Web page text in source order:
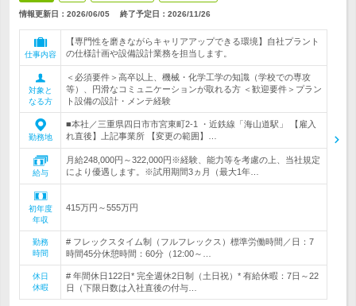
情報更新日：2026/06/05 終了予定日： 2026/11/26
仕事内容
【専門性を磨きながらキャリアアップできる環境】自社プラント
の仕様計画や設備設計業務を担当します。
対象と
なる方
＜必須要件＞高卒以上、機械・化学工学の知識（学校での専攻
等）、円滑なコミュニケーションが取れる方 ＜歓迎要件＞プラン
ト設備の設計・メンテ経験
勤務地
■本社／三重県四日市市宮東町2-1 ・近鉄線「海山道駅」 【雇入
れ直後】上記事業所 【変更の範囲】…
給与
月給248,000円～322,000円※経験、能力等を考慮の上、当社規定
により優遇します。※試用期間3ヵ月（最大1年…
初年度
年収
415万円～555万円
勤務
時間
# フレックスタイム制（フルフレックス）標準労働時間／日：7
時間45分休憩時間：60分（12:00～…
休日
休暇
# 年間休日122日* 完全週休2日制（土日祝）* 有給休暇：7日～22
日（下限日数は入社直後の付与…